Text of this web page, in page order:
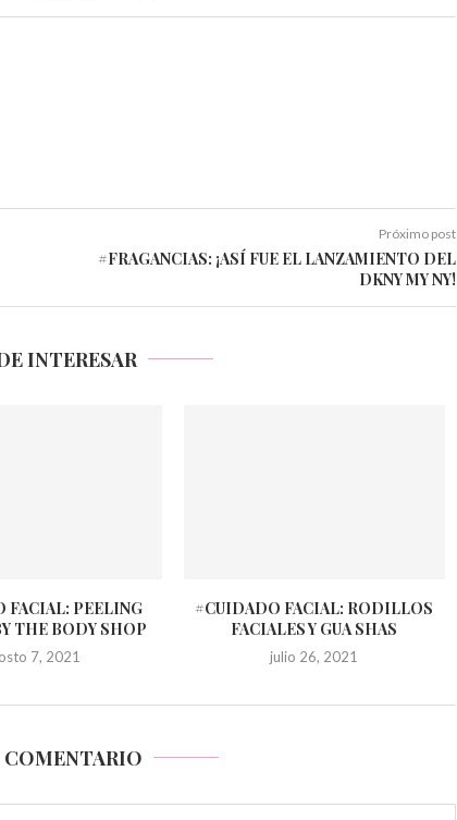
Próximo post
#FRAGANCIAS: ¡ASÍ FUE EL LANZAMIENTO DEL
DKNY MY NY!
INTERESAR
FACIAL: PEELING
THE BODY SHOP
7, 2021
#CUIDADO FACIAL: RODILLOS
FACIALES Y GUA SHAS
julio 26, 2021
COMENTARIO